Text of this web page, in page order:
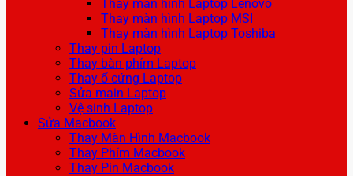
Thay màn hình Laptop Lenovo
Thay màn hình Laptop MSI
Thay màn hình Laptop Toshiba
Thay pin Laptop
Thay bàn phím Laptop
Thay ổ cứng Laptop
Sửa main Laptop
Vệ sinh Laptop
Sửa Macbook
Thay Màn Hình Macbook
Thay Phím Macbook
Thay Pin Macbook